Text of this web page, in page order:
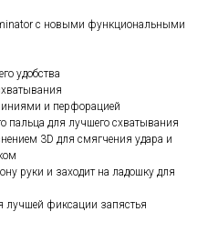
с новыми функциональными
удобства
и перфорацией
пальца для лучшего схватывания
3D для смягчения удара и
руки и заходит на ладошку для
лучшей фиксации запястья